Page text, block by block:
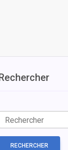
RECHERCHER